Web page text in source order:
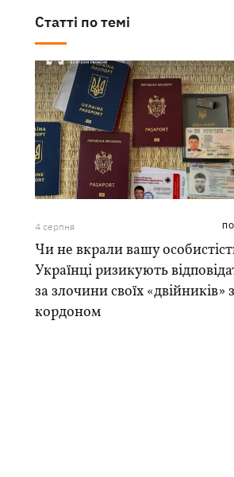
Статті по темі
4 серпня
Чи не вкрали вашу
Українці ризикують
за злочини своїх «двійників»
кордоном